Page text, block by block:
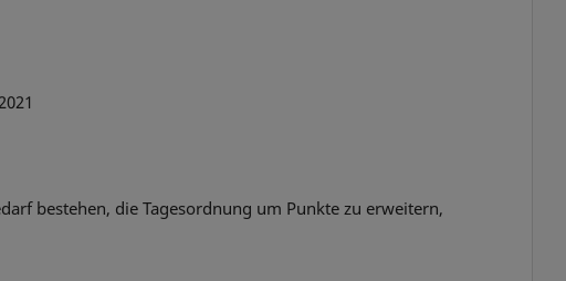
bestehen, die Tagesordnung um Punkte zu erweitern,